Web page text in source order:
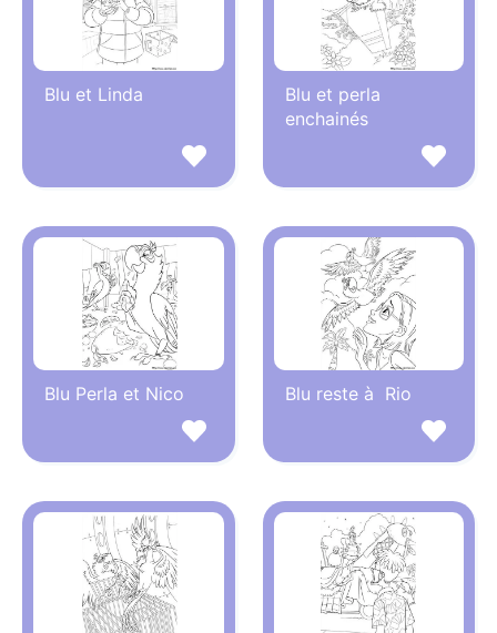
Blu et Linda
Blu et perla
enchainés
Blu Perla et Nico Blu reste à Rio